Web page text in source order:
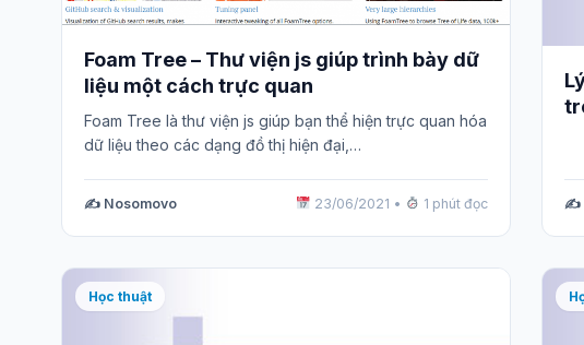
Foam Tree – Thư viện js giúp trình bày dữ
liệu một cách trực quan
Foam Tree là thư viện js giúp bạn thể hiện trực quan hóa
dữ liệu theo các dạng đồ thị hiện đại,…
✍️ Nosomovo 23/06/2021 • 1 phút đọc ✍️
Học thuật